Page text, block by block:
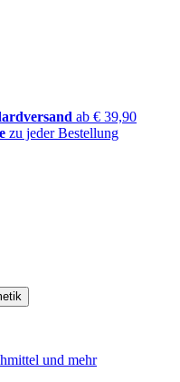
ab € 39,90
zu jeder Bestellung
und mehr